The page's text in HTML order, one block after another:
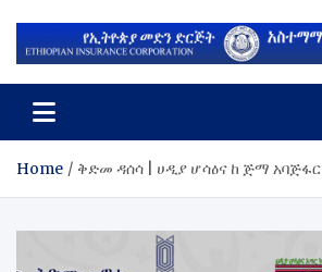
ሶከር ኢትዮጵያ
Home ​ቅድመ ዳሰሳ | ሀዲያ ሆሳዕና ከ ጅማ አባጅፋር